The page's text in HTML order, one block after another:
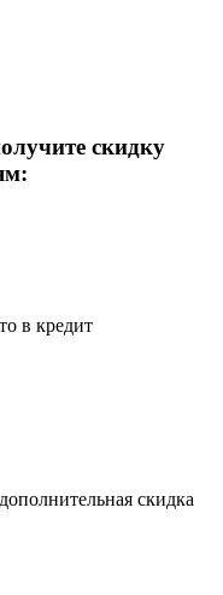
скидку
в кредит
скидка